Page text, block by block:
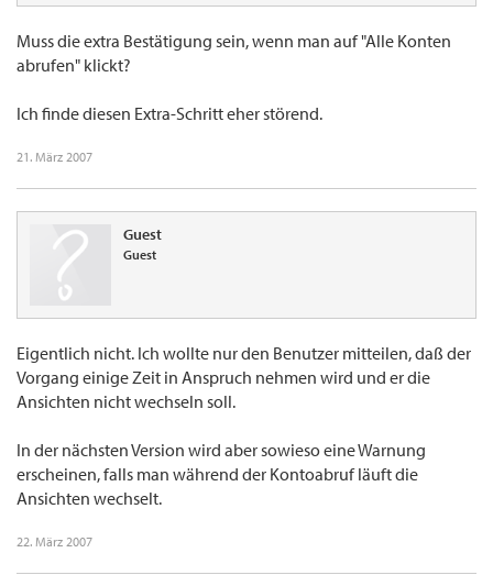
Muss die extra Bestätigung sein, wenn man auf "Alle Konten
abrufen" klickt?
Ich finde diesen Extra-Schritt eher störend.
21. März 2007
Guest
Guest
Eigentlich nicht. Ich wollte nur den Benutzer mitteilen, daß der
Vorgang einige Zeit in Anspruch nehmen wird und er die
Ansichten nicht wechseln soll.
In der nächsten Version wird aber sowieso eine Warnung
erscheinen, falls man während der Kontoabruf läuft die
Ansichten wechselt.
22. März 2007